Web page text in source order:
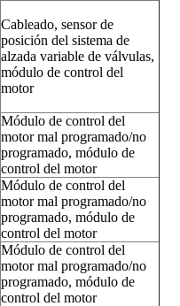
Cableado, sensor de
posición del sistema de
alzada variable de válvulas,
módulo de control del
motor
Módulo de control del
motor mal programado/no
programado, módulo de
control del motor
Módulo de control del
motor mal programado/no
programado, módulo de
control del motor
Módulo de control del
motor mal programado/no
programado, módulo de
control del motor